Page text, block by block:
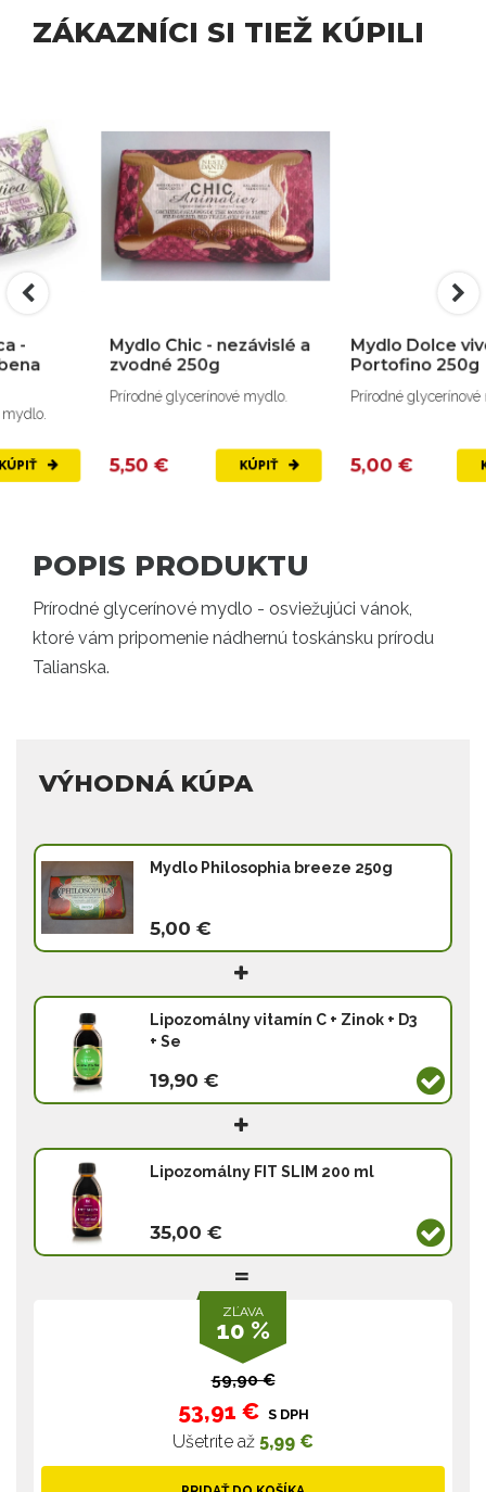
ZÁKAZNÍCI SI TIEŽ KÚPILI
Mydlo Chic - nezávislé a
zvodné 250g
Prírodné glycerínové mydlo.
5,50 € KÚPIŤ
Mydlo Dolce vivere
Portofino 250g
Prírodné glycerínové mydlo.
5,00 € KÚPIŤ
POPIS PRODUKTU
Prírodné glycerínové mydlo - osviežujúci vánok,
ktoré vám pripomenie nádhernú toskánsku prírodu
Talianska.
VÝHODNÁ KÚPA
Mydlo Philosophia breeze 250g
5,00 €
Lipozomálny vitamín C + Zinok + D3
+ Se
19,90 €
Lipozomálny FIT SLIM 200 ml
35,00 €
ZĽAVA
10 %
59,90 €
53,91 € S DPH
Ušetríte až 5,99 €